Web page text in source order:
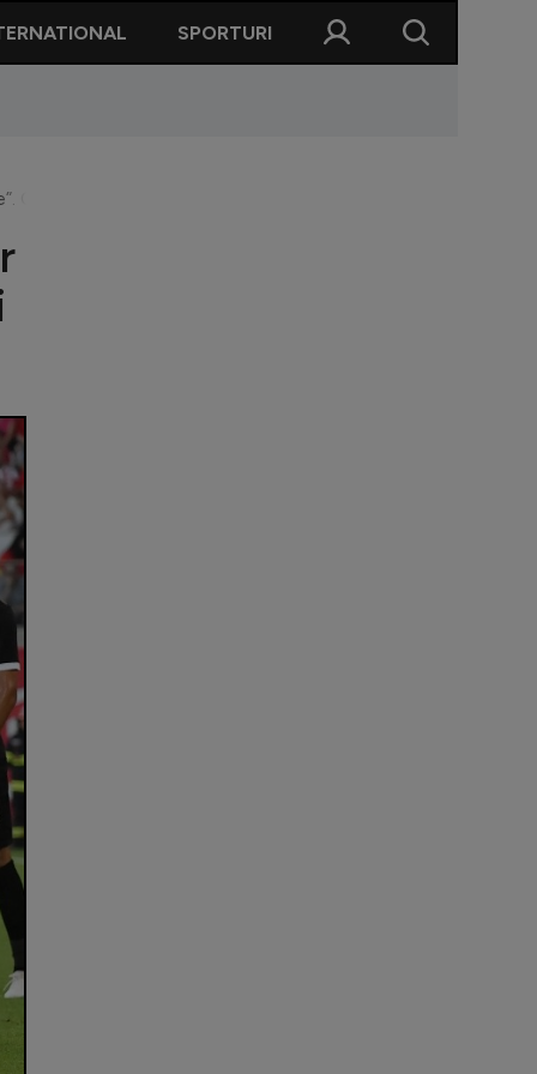
SPORTURI
Concluzii după calificarea lui Sepsi în turul trei preliminar al